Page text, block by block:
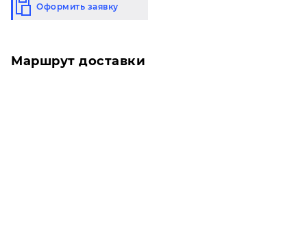
Оформить заявку
Маршрут доставки